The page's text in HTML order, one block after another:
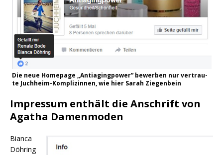
Die neue Home­page „Antia­ging­power” bewer­ben nur ver­trau­
te Juch­heim-Kom­pli­zin­nen, wie hier Sarah Ziegenbein
Impressum enthält die Anschrift von
Agatha Damenmoden
Bian­ca
Döh­ring